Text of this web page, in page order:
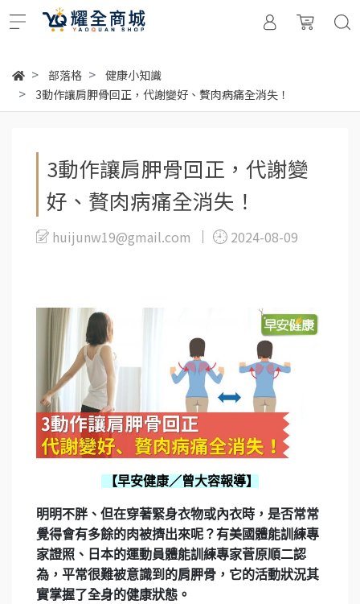
部落格
健康小知識
3動作讓肩胛骨回正，代謝變好、贅肉病痛全消失！
3動作讓肩胛骨回正，代謝變
好、贅肉病痛全消失！
huijunw19@gmail.com 2024-08-09
【早安健康／曾大容報導】
明明不胖、但在穿著緊身衣物或內衣時，是否常常
覺得會有多餘的肉被擠出來呢？有美國體能訓練專
家證照、日本的運動員體能訓練專家菅原順二認
為，平常很難被意識到的肩胛骨，它的活動狀況其
實掌握了全身的健康狀態。